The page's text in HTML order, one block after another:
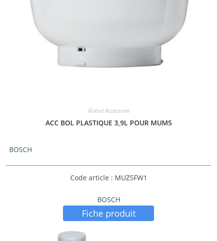
Robot Accessoire
ACC BOL PLASTIQUE 3,9L POUR MUM5
BOSCH
Code article : MUZ5FW1
BOSCH
Fiche produit